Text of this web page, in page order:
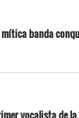
banda
vocalista de